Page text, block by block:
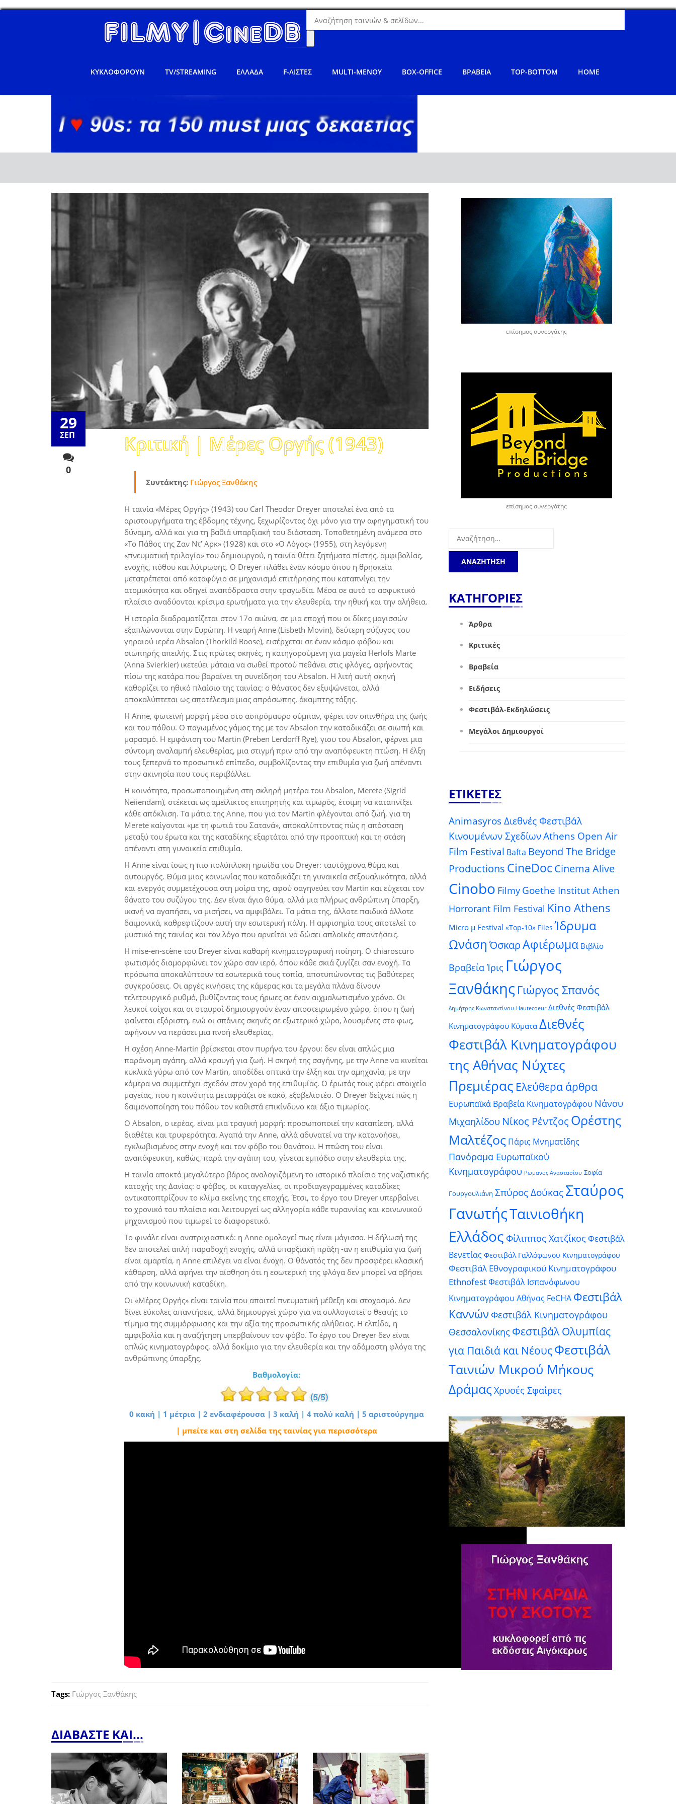
ΚΥΚΛΟΦΟΡΟΥΝ TV/STREAMING ΕΛΛΑΔΑ F-ΛΙΣΤΕΣ MULTI-ΜΕΝΟΥ BOX-OFFICE ΒΡΑΒΕΙΑ TOP-BOTTOM HOME
29
ΣΕΠ
0
Κριτική | Μέρες Οργής (1943)
Συντάκτης: Γιώργος Ξανθάκης
Η ταινία «Μέρες Οργής» (1943) του Carl Theodor Dreyer αποτελεί ένα από τα
αριστουργήματα της έβδομης τέχνης, ξεχωρίζοντας όχι μόνο για την αφηγηματική του
δύναμη, αλλά και για τη βαθιά υπαρξιακή του διάσταση. Τοποθετημένη ανάμεσα στο
«Το Πάθος της Ζαν Ντ’ Αρκ» (1928) και στο «Ο Λόγος» (1955), στη λεγόμενη
«πνευματική τριλογία» του δημιουργού, η ταινία θέτει ζητήματα πίστης, αμφιβολίας,
ενοχής, πόθου και λύτρωσης. Ο Dreyer πλάθει έναν κόσμο όπου η θρησκεία
μετατρέπεται από καταφύγιο σε μηχανισμό επιτήρησης που καταπνίγει την
ατομικότητα και οδηγεί αναπόδραστα στην τραγωδία. Μέσα σε αυτό το ασφυκτικό
πλαίσιο αναδύονται κρίσιμα ερωτήματα για την ελευθερία, την ηθική και την αλήθεια.
Η ιστορία διαδραματίζεται στον 17ο αιώνα, σε μια εποχή που οι δίκες μαγισσών
εξαπλώνονται στην Ευρώπη. Η νεαρή Anne (Lisbeth Movin), δεύτερη σύζυγος του
γηραιού ιερέα Absalon (Thorkild Roose), εισέρχεται σε έναν κόσμο φόβου και
σιωπηρής απειλής. Στις πρώτες σκηνές, η κατηγορούμενη για μαγεία Herlofs Marte
(Anna Svierkier) ικετεύει μάταια να σωθεί προτού πεθάνει στις φλόγες, αφήνοντας
πίσω της κατάρα που βαραίνει τη συνείδηση του Absalon. Η λιτή αυτή σκηνή
καθορίζει το ηθικό πλαίσιο της ταινίας: ο θάνατος δεν εξυψώνεται, αλλά
αποκαλύπτεται ως αποτέλεσμα μιας απρόσωπης, άκαμπτης τάξης.
Η Anne, φωτεινή μορφή μέσα στο ασπρόμαυρο σύμπαν, φέρει τον σπινθήρα της ζωής
και του πόθου. Ο παγωμένος γάμος της με τον Absalon την καταδικάζει σε σιωπή και
μαρασμό. Η εμφάνιση του Martin (Preben Lerdorff Rye), γιου του Absalon, φέρνει μια
σύντομη αναλαμπή ελευθερίας, μια στιγμή πριν από την αναπόφευκτη πτώση. Η έλξη
τους ξεπερνά το προσωπικό επίπεδο, συμβολίζοντας την επιθυμία για ζωή απέναντι
στην ακινησία που τους περιβάλλει.
Η κοινότητα, προσωποποιημένη στη σκληρή μητέρα του Absalon, Merete (Sigrid
Neiiendam), στέκεται ως αμείλικτος επιτηρητής και τιμωρός, έτοιμη να καταπνίξει
κάθε απόκλιση. Τα μάτια της Anne, που για τον Martin φλέγονται από ζωή, για τη
Merete καίγονται «με τη φωτιά του Σατανά», αποκαλύπτοντας πώς η απόσταση
μεταξύ του έρωτα και της καταδίκης εξαρτάται από την προοπτική και τη στάση
απέναντι στη γυναικεία επιθυμία.
Η Anne είναι ίσως η πιο πολύπλοκη ηρωίδα του Dreyer: ταυτόχρονα θύμα και
αυτουργός. Θύμα μιας κοινωνίας που καταδικάζει τη γυναικεία σεξουαλικότητα, αλλά
και ενεργός συμμετέχουσα στη μοίρα της, αφού σαγηνεύει τον Martin και εύχεται τον
θάνατο του συζύγου της. Δεν είναι άγιο θύμα, αλλά μια πλήρως ανθρώπινη ύπαρξη,
ικανή να αγαπήσει, να μισήσει, να αμφιβάλει. Τα μάτια της, άλλοτε παιδικά άλλοτε
δαιμονικά, καθρεφτίζουν αυτή την εσωτερική πάλη. Η αμφισημία τους αποτελεί το
μυστικό της ταινίας και τον λόγο που αρνείται να δώσει απλοϊκές απαντήσεις.
Η mise-en-scène του Dreyer είναι καθαρή κινηματογραφική ποίηση. Ο chiaroscuro
φωτισμός διαμορφώνει τον χώρο σαν ιερό, όπου κάθε σκιά ζυγίζει σαν ενοχή. Τα
πρόσωπα αποκαλύπτουν τα εσωτερικά τους τοπία, αποτυπώνοντας τις βαθύτερες
συγκρούσεις. Οι αργές κινήσεις της κάμερας και τα μεγάλα πλάνα δίνουν
τελετουργικό ρυθμό, βυθίζοντας τους ήρωες σε έναν αιχμαλωτισμένο χρόνο. Οι
λευκοί τοίχοι και οι σταυροί δημιουργούν έναν αποστειρωμένο χώρο, όπου η ζωή
φαίνεται εξόριστη, ενώ οι σπάνιες σκηνές σε εξωτερικό χώρο, λουσμένες στο φως,
αφήνουν να περάσει μια πνοή ελευθερίας.
Η σχέση Anne-Martin βρίσκεται στον πυρήνα του έργου: δεν είναι απλώς μια
παράνομη αγάπη, αλλά κραυγή για ζωή. Η σκηνή της σαγήνης, με την Anne να κινείται
κυκλικά γύρω από τον Martin, αποδίδει οπτικά την έλξη και την αμηχανία, με την
κάμερα να συμμετέχει σχεδόν στον χορό της επιθυμίας. Ο έρωτάς τους φέρει στοιχείο
μαγείας, που η κοινότητα μεταφράζει σε κακό, εξοβελιστέο. Ο Dreyer δείχνει πώς η
δαιμονοποίηση του πόθου τον καθιστά επικίνδυνο και άξιο τιμωρίας.
Ο Absalon, ο ιερέας, είναι μια τραγική μορφή: προσωποποιεί την καταπίεση, αλλά
διαθέτει και τρυφερότητα. Αγαπά την Anne, αλλά αδυνατεί να την κατανοήσει,
εγκλωβισμένος στην ενοχή και τον φόβο του θανάτου. Η πτώση του είναι
αναπόφευκτη, καθώς, παρά την αγάπη του, γίνεται εμπόδιο στην ελευθερία της.
Η ταινία αποκτά μεγαλύτερο βάρος αναλογιζόμενη το ιστορικό πλαίσιο της ναζιστικής
κατοχής της Δανίας: ο φόβος, οι καταγγελίες, οι προδιαγεγραμμένες καταδίκες
αντικατοπτρίζουν το κλίμα εκείνης της εποχής. Έτσι, το έργο του Dreyer υπερβαίνει
το χρονικό του πλαίσιο και λειτουργεί ως αλληγορία κάθε τυραννίας και κοινωνικού
μηχανισμού που τιμωρεί το διαφορετικό.
Το φινάλε είναι ανατριχιαστικό: η Anne ομολογεί πως είναι μάγισσα. Η δήλωσή της
δεν αποτελεί απλή παραδοχή ενοχής, αλλά υπαρξιακή πράξη -αν η επιθυμία για ζωή
είναι αμαρτία, η Anne επιλέγει να είναι ένοχη. Ο θάνατός της δεν προσφέρει κλασική
κάθαρση, αλλά αφήνει την αίσθηση ότι η εσωτερική της φλόγα δεν μπορεί να σβήσει
από την κοινωνική καταδίκη.
Οι «Μέρες Οργής» είναι ταινία που απαιτεί πνευματική μέθεξη και στοχασμό. Δεν
δίνει εύκολες απαντήσεις, αλλά δημιουργεί χώρο για να συλλογιστεί ο θεατής το
τίμημα της συμμόρφωσης και την αξία της προσωπικής αλήθειας. Η ελπίδα, η
αμφιβολία και η αναζήτηση υπερβαίνουν τον φόβο. Το έργο του Dreyer δεν είναι
απλώς κινηματογράφος, αλλά δοκίμιο για την ελευθερία και την αδάμαστη φλόγα της
ανθρώπινης ύπαρξης.
Βαθμολογία:
0 κακή | 1 μέτρια | 2 ενδιαφέρουσα | 3 καλή | 4 πολύ καλή | 5 αριστούργημα
| μπείτε και στη σελίδα της ταινίας για περισσότερα
Tags: Γιώργος Ξανθάκης
ΔΙΑΒΑΣΤΕ ΚΑΙ...
επίσημος συνεργάτης
επίσημος συνεργάτης
Αναζήτηση
για:
ΚΑΤΗΓΟΡΙΕΣ
Άρθρα
Κριτικές
Βραβεία
Ειδήσεις
Φεστιβάλ-Εκδηλώσεις
Μεγάλοι Δημιουργοί
ΕΤΙΚΈΤΕΣ
Animasyros Διεθνές Φεστιβάλ
Κινουμένων ΣχεδίωνAthens Open Air
Film Festival Bafta Beyond The Bridge
Productions CineDoc Cinema Alive
Cinobo Filmy Goethe Institut Athen
Horrorant Film Festival Kino Athens
Micro μ Festival «Top-10» Files Ίδρυμα
Ωνάση ΌσκαρΑφιέρωμα Βιβλίο
Βραβεία Ίρις Γιώργος
Ξανθάκης Γιώργος Σπανός
Δημήτρης Κωνσταντίνου-Hautecoeur Διεθνές Φεστιβάλ
Κινηματογράφου ΚύματαΔιεθνές
Φεστιβάλ Κινηματογράφου
της Αθήνας Νύχτες
Πρεμιέρας Ελεύθερα άρθρα
Ευρωπαϊκά Βραβεία Κινηματογράφου Νάνσυ
Μιχαηλίδου Νίκος Ρέντζος Ορέστης
Μαλτέζος Πάρις Μνηματίδης
Πανόραμα Ευρωπαϊκού
Κινηματογράφου Ρωμανός Αναστασίου Σοφία
Γουργουλιάνη Σπύρος ΔούκαςΣταύρος
ΓανωτήςΤαινιοθήκη
Ελλάδος Φίλιππος Χατζίκος Φεστιβάλ
Βενετίας Φεστιβάλ Γαλλόφωνου Κινηματογράφου
Φεστιβάλ Εθνογραφικού Κινηματογράφου
EthnofestΦεστιβάλ Ισπανόφωνου
Κινηματογράφου Αθήνας FeCHA Φεστιβάλ
Καννών Φεστιβάλ Κινηματογράφου
Θεσσαλονίκης Φεστιβάλ Ολυμπίας
για Παιδιά και ΝέουςΦεστιβάλ
Ταινιών Μικρού Μήκους
ΔράμαςΧρυσές Σφαίρες